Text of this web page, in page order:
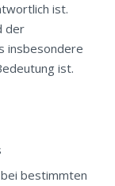
ist.
der
insbesondere
ist.
bestimmten